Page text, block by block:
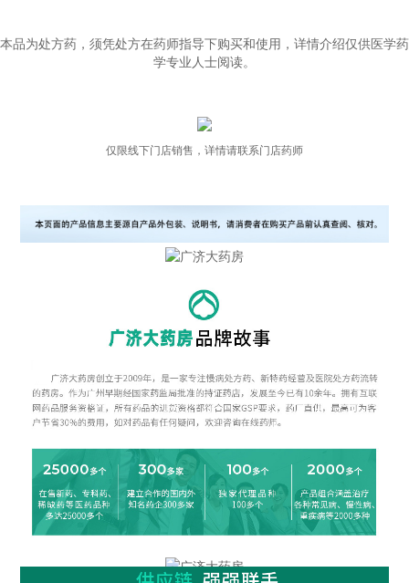
本品为处方药，须凭处方在药师指导下购买和使用，详情介绍仅供医学药
学专业人士阅读。
仅限线下门店销售，详情请联系门店药师